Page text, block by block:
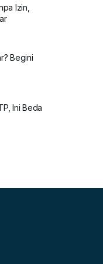
Izin,
Begini
Ini Beda